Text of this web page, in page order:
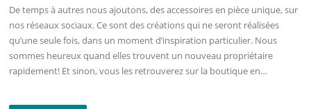
De temps à autres nous ajoutons, des accessoires en pièce unique, sur
nos réseaux sociaux. Ce sont des créations qui ne seront réalisées
qu’une seule fois, dans un moment d’inspiration particulier. Nous
sommes heureux quand elles trouvent un nouveau propriétaire
rapidement! Et sinon, vous les retrouverez sur la boutique en…